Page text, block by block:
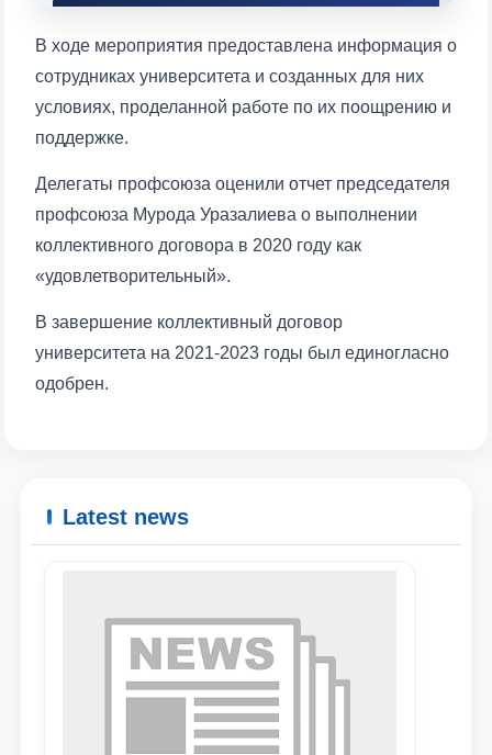
Name and surname
В ходе мероприятия предоставлена информация о
сотрудниках университета и созданных для них
условиях, проделанной работе по их поощрению и
поддержке.
Делегаты профсоюза оценили отчет председателя
профсоюза Мурода Уразалиева о выполнении
коллективного договора в 2020 году как
«удовлетворительный».
В завершение коллективный договор
университета на 2021-2023 годы был единогласно
одобрен.
Latest news